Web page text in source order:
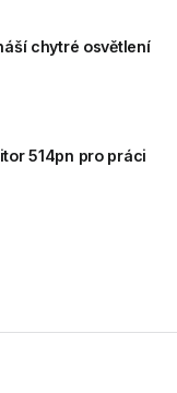
chytré osvětlení
514pn pro práci